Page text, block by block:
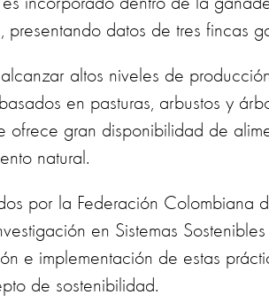
presentando datos de tres
altos niveles de
en pasturas, arbustos y
ofrece gran disponibilidad de
natural.
por la Federación Colombiana
en Sistemas
e implementación de estas
de sostenibilidad.